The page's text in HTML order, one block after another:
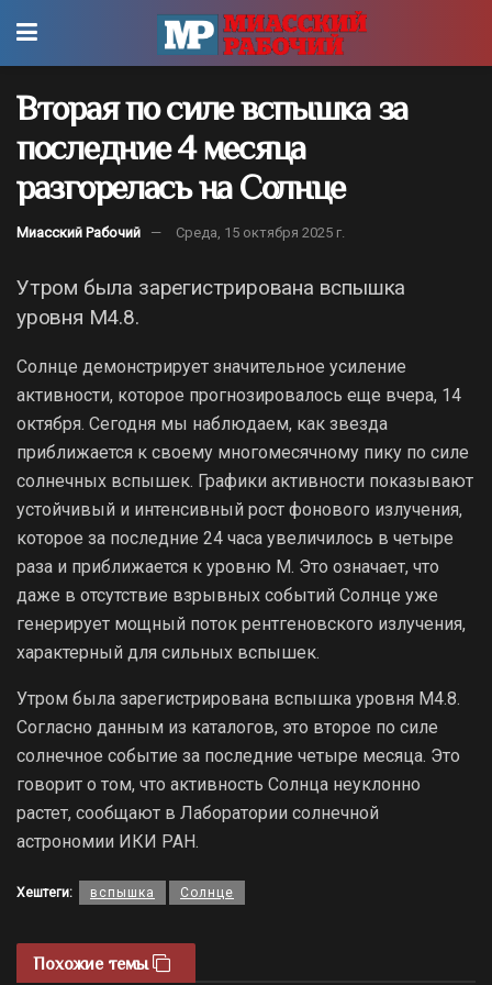
Вторая по силе вспышка за
последние 4 месяца
разгорелась на Солнце
Миасский Рабочий Среда, 15 октября 2025 г.
Утром была зарегистрирована вспышка
уровня М4.8.
Солнце демонстрирует значительное усиление
активности, которое прогнозировалось еще вчера, 14
октября. Сегодня мы наблюдаем, как звезда
приближается к своему многомесячному пику по силе
солнечных вспышек. Графики активности показывают
устойчивый и интенсивный рост фонового излучения,
которое за последние 24 часа увеличилось в четыре
раза и приближается к уровню М. Это означает, что
даже в отсутствие взрывных событий Солнце уже
генерирует мощный поток рентгеновского излучения,
характерный для сильных вспышек.
Утром была зарегистрирована вспышка уровня М4.8.
Согласно данным из каталогов, это второе по силе
солнечное событие за последние четыре месяца. Это
говорит о том, что активность Солнца неуклонно
растет, сообщают в Лаборатории солнечной
астрономии ИКИ РАН.
Хештеги: вспышка Солнце
Похожие темы